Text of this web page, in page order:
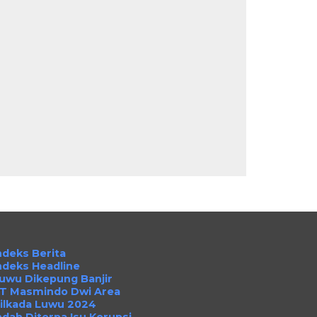
Berita
Headline
Dikepung Banjir
Masmindo Dwi Area
Luwu 2024